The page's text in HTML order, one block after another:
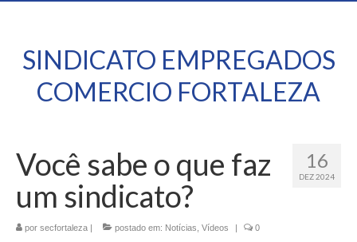
SINDICATO EMPREGADOS
COMERCIO FORTALEZA
16
DEZ 2024
Você sabe o que faz
um sindicato?
por secfortaleza | postado em: Notícias Vídeos | 0